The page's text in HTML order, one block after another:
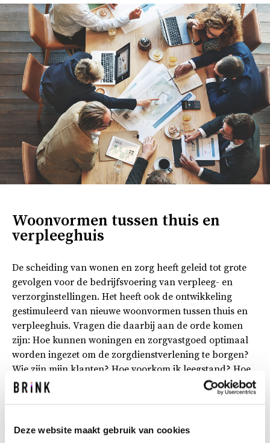
Deze website maakt gebruik van cookies
Woonvormen tussen thuis en
verpleeghuis
De scheiding van wonen en zorg heeft geleid tot grote
gevolgen voor de bedrijfsvoering van verpleeg- en
verzorginstellingen. Het heeft ook de ontwikkeling
gestimuleerd van nieuwe woonvormen tussen thuis en
verpleeghuis. Vragen die daarbij aan de orde komen
zijn: Hoe kunnen woningen en zorgvastgoed optimaal
worden ingezet om de zorgdienstverlening te borgen?
Wie zijn mijn klanten? Hoe voorkom ik leegstand? Hoe
ziet een geschikte en betaalbare zorgwoning eruit? Hoe
houd ik mijn exploitatie ‘boven water’? Welke huur moet
hoe vertaalt zich dit in de bedrijfswaarde?